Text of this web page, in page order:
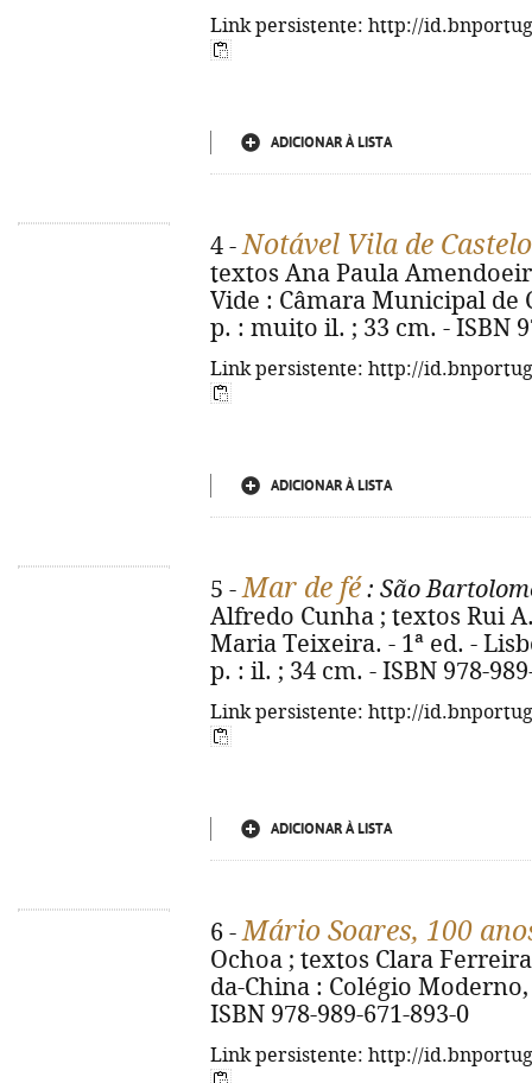
Link persistente: http://
ADICIONAR À LISTA
4 -Notável Vila de
textos Ana Paula
Vide : Câmara Municipal de
p. : muito il. ; 33 cm. - ISBN
Link persistente: http://
ADICIONAR À LISTA
5 -Mar de fé : São
Alfredo Cunha ; textos Rui
Maria Teixeira. - 1ª ed. -
p. : il. ; 34 cm. - ISBN 978-
Link persistente: http://
ADICIONAR À LISTA
6 -Mário Soares, 100
Ochoa ; textos Clara
da-China : Colégio
ISBN 978-989-671-893-0
Link persistente: http://